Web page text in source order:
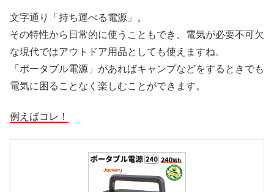
文字通り「持ち運べる電源」。
その特性から日常的に使うこともでき、電気が必要不可欠
な現代ではアウトドア用品としても使えますね。
「ポータブル電源」があればキャンプなどをするときでも
電気に困ることなく楽しむことができます。
例えばコレ！